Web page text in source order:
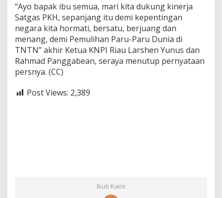
“Ayo bapak ibu semua, mari kita dukung kinerja
Satgas PKH, sepanjang itu demi kepentingan
negara kita hormati, bersatu, berjuang dan
menang, demi Pemulihan Paru-Paru Dunia di
TNTN” akhir Ketua KNPI Riau Larshen Yunus dan
Rahmad Panggabean, seraya menutup pernyataan
persnya. (CC)
Post Views: 2,389
Ikuti Kami